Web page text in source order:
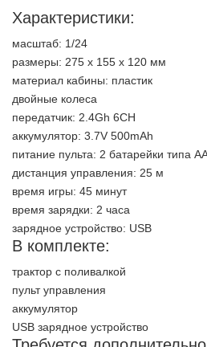
Характеристики:
масштаб: 1/24
размеры: 275 х 155 х 120 мм
материал кабины: пластик
двойные колеса
передатчик: 2.4Gh 6CH
аккумулятор: 3.7V 500mAh
питание пульта: 2 батарейки типа
дистанция управления: 25 м
время игры: 45 минут
время зарядки: 2 часа
зарядное устройство: USB
В комплекте:
трактор с поливалкой
пульт управления
аккумулятор
USB зарядное устройство